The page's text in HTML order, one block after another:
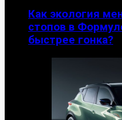
Как экология
стопов в
быстрее гонка?